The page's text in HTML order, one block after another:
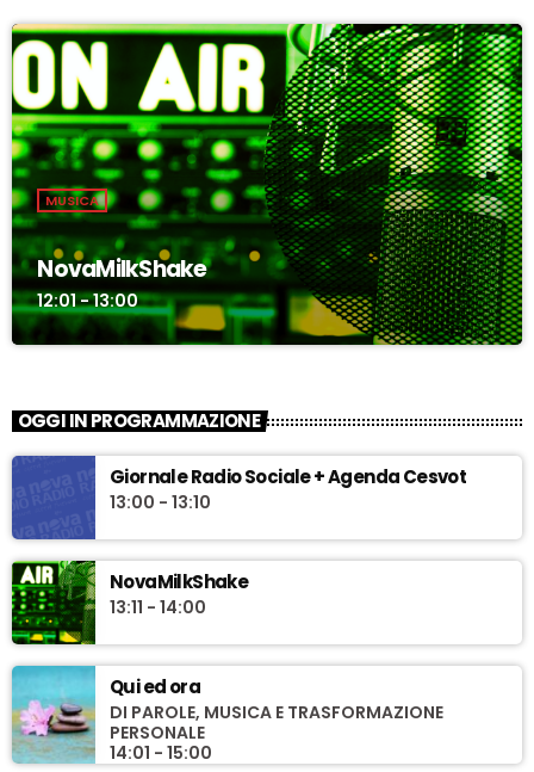
MUSICA
NovaMilkShake
12:01 - 13:00
OGGI IN PROGRAMMAZIONE
Giornale Radio Sociale + Agenda Cesvot
13:00 - 13:10
NovaMilkShake
13:11 - 14:00
Qui ed ora
DI PAROLE, MUSICA E TRASFORMAZIONE
PERSONALE
14:01 - 15:00